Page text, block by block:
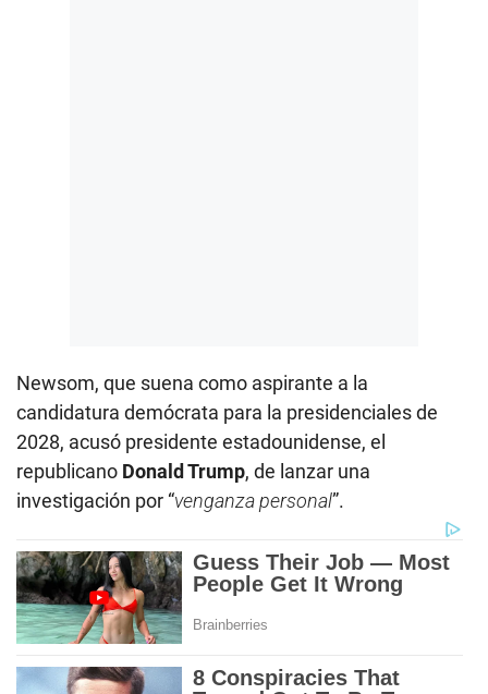
Newsom, que suena como aspirante a la
candidatura demócrata para la presidenciales de
2028, acusó presidente estadounidense, el
republicano Donald Trump, de lanzar una
investigación por “venganza personal”.